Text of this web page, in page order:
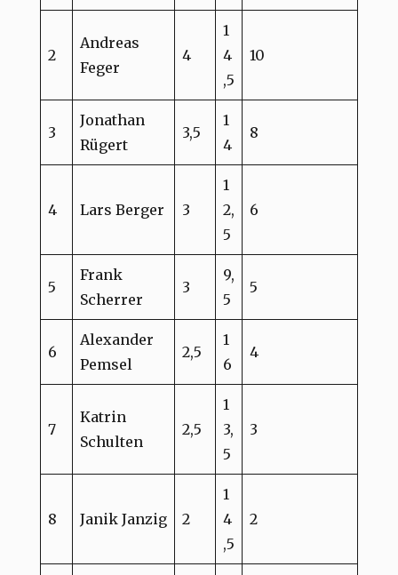
2
Andreas
Feger
4
1
4
,5
10
3
Jonathan
Rügert
3,5
1
4
8
4 Lars Berger 3
1
2,
5
6
5
Frank
Scherrer
3
9,
5
5
6
Alexander
Pemsel
2,5
1
6
4
7
Katrin
Schulten
2,5
1
3,
5
3
8 Janik Janzig 2
1
4
,5
2